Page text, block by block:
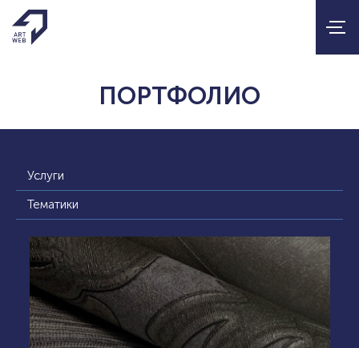
ПОРТФОЛИО
Услуги
Тематики